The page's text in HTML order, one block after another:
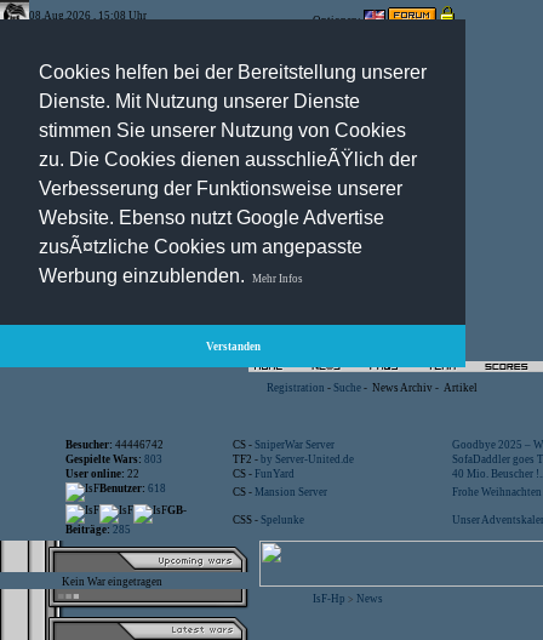
Cookies helfen bei der Bereitstellung unserer
Dienste. Mit Nutzung unserer Dienste
stimmen Sie unserer Nutzung von Cookies
zu. Die Cookies dienen ausschlieÃŸlich der
Verbesserung der Funktionsweise unserer
Website. Ebenso nutzt Google Advertise
zusÃ¤tzliche Cookies um angepasste
Werbung einzublenden.
Mehr Infos
Verstanden
08.Aug.2026 , 15:08 Uhr Optionen:
Registration - Suche - News Archiv - Artikel
Besucher: 44446742 CS - SniperWar Server
Goodbye 2025 –
Gespielte Wars: 803 TF2 - by Server-United.de
SofaDaddler goes
User online: 22 CS - FunYard
40 Mio. Beuscher
Benutzer: 618 CS - Mansion Server
Frohe
GB-
Beiträge: 285
CSS - Spelunke Unser
Kein War eingetragen
IsF-Hp > News